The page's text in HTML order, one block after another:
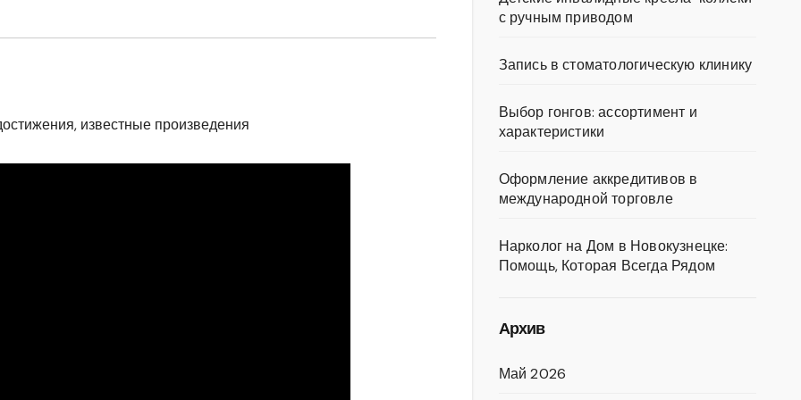
с ручным приводом
Запись в стоматологическую клинику
Выбор гонгов: ассортимент и
характеристики
Оформление аккредитивов в
международной торговле
Нарколог на Дом в Новокузнецке:
Помощь, Которая Всегда Рядом
Архив
Май 2026